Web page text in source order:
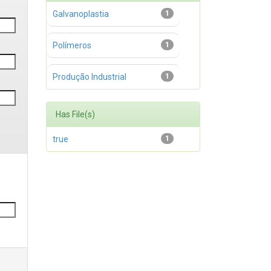
1
Galvanoplastia
1
Polímeros
1
Produção Industrial
Has File(s)
1
true